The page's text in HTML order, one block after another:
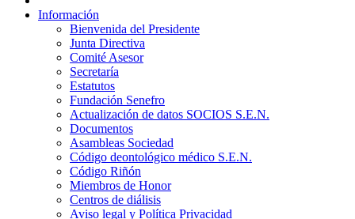
Información
Bienvenida del Presidente
Junta Directiva
Comité Asesor
Secretaría
Estatutos
Fundación Senefro
Actualización de datos SOCIOS S.E.N.
Documentos
Asambleas Sociedad
Código deontológico médico S.E.N.
Código Riñón
Miembros de Honor
Centros de diálisis
Aviso legal y Política Privacidad